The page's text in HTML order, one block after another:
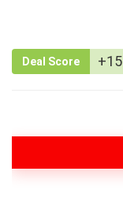
Deal Score +15